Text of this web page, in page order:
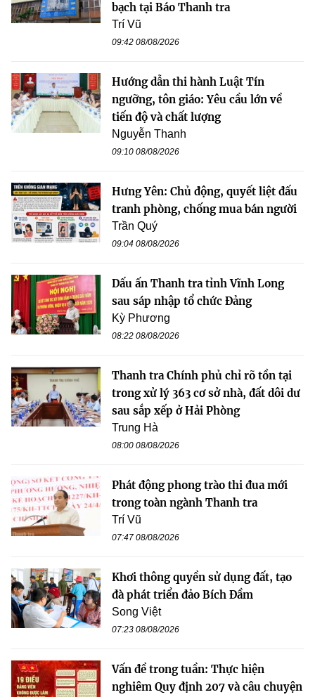
bạch tại Báo Thanh tra
Trí Vũ
09:42 08/08/2026
Hướng dẫn thi hành Luật Tín
ngưỡng, tôn giáo: Yêu cầu lớn về
tiến độ và chất lượng
Nguyễn Thanh
09:10 08/08/2026
Hưng Yên: Chủ động, quyết liệt đấu
tranh phòng, chống mua bán người
Trần Quý
09:04 08/08/2026
Dấu ấn Thanh tra tỉnh Vĩnh Long
sau sáp nhập tổ chức Đảng
Kỳ Phương
08:22 08/08/2026
Thanh tra Chính phủ chỉ rõ tồn tại
trong xử lý 363 cơ sở nhà, đất dôi dư
sau sắp xếp ở Hải Phòng
Trung Hà
08:00 08/08/2026
Phát động phong trào thi đua mới
trong toàn ngành Thanh tra
Trí Vũ
07:47 08/08/2026
Khơi thông quyền sử dụng đất, tạo
đà phát triển đảo Bích Đầm
Song Việt
07:23 08/08/2026
Vấn đề trong tuần: Thực hiện
nghiêm Quy định 207 và câu chuyện